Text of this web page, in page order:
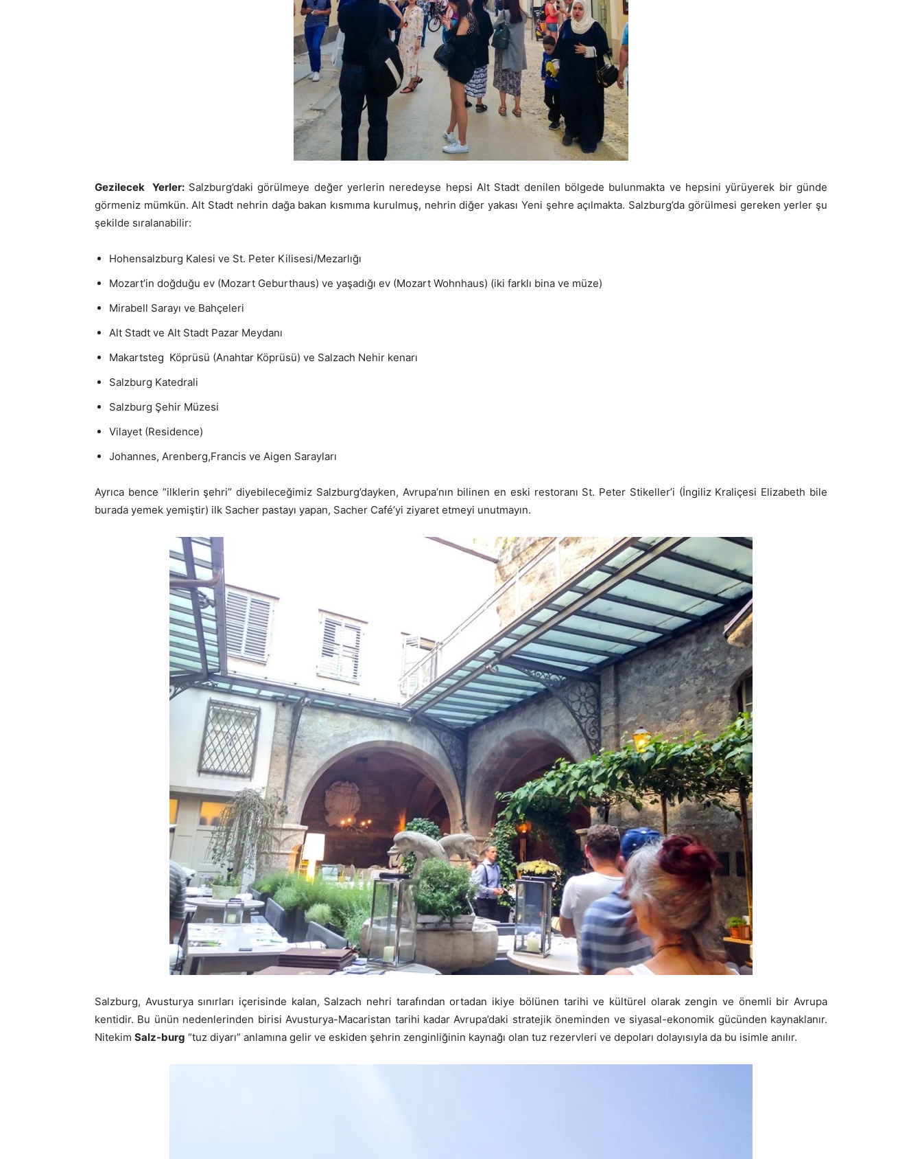
Gezilecek Yerler:Salzburg’daki görülmeye değer yerlerin neredeyse hepsi Alt Stadt denilen bölgede bulunmakta ve hepsini yürüyerek bir günde
görmeniz mümkün. Alt Stadt nehrin dağa bakan kısmıma kurulmuş, nehrin diğer yakası Yeni şehre açılmakta. Salzburg’da görülmesi gereken yerler şu
şekilde sıralanabilir:
Hohensalzburg Kalesi ve St. Peter Kilisesi/Mezarlığı
Mozart’in doğduğu ev (Mozart Geburthaus) ve yaşadığı ev (Mozart Wohnhaus) (iki farklı bina ve müze)
Mirabell Sarayı ve Bahçeleri
Alt Stadt ve Alt Stadt Pazar Meydanı
Makartsteg Köprüsü (Anahtar Köprüsü) ve Salzach Nehir kenarı
Salzburg Katedrali
Salzburg Şehir Müzesi
Vilayet (Residence)
Johannes, Arenberg,Francis ve Aigen Sarayları
Ayrıca bence ”ilklerin şehri” diyebileceğimiz Salzburg’dayken, Avrupa’nın bilinen en eski restoranı St. Peter Stikeller’i (İngiliz Kraliçesi Elizabeth bile
burada yemek yemiştir) ilk Sacher pastayı yapan, Sacher Café’yi ziyaret etmeyi unutmayın.
Salzburg, Avusturya sınırları içerisinde kalan, Salzach nehri tarafından ortadan ikiye bölünen tarihi ve kültürel olarak zengin ve önemli bir Avrupa
kentidir. Bu ünün nedenlerinden birisi Avusturya-Macaristan tarihi kadar Avrupa’daki stratejik öneminden ve siyasal-ekonomik gücünden kaynaklanır.
Nitekim Salz-burg “tuz diyarı” anlamına gelir ve eskiden şehrin zenginliğinin kaynağı olan tuz rezervleri ve depoları dolayısıyla da bu isimle anılır.